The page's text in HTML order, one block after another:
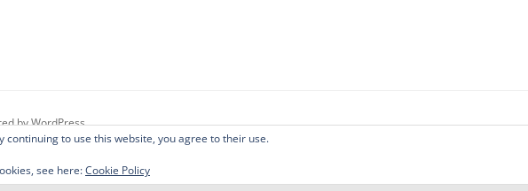
by WordPress
continuing to use this website, you agree to their use.
see here:Cookie Policy